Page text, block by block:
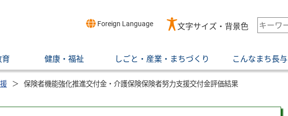
Foreign Language 文字サイズ・背景色
検
索
ー
ワ
健康・福祉 しごと・産業・まちづくり こんなまち長与
保険者機能強化推進交付金・介護保険保険者努力支援交付金評価結果